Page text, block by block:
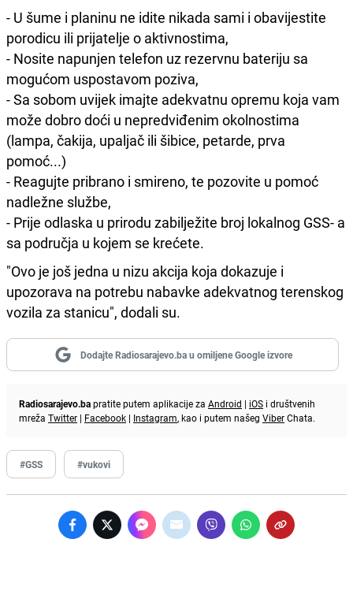
- U šume i planinu ne idite nikada sami i obavijestite
porodicu ili prijatelje o aktivnostima,
- Nosite napunjen telefon uz rezervnu bateriju sa
mogućom uspostavom poziva,
- Sa sobom uvijek imajte adekvatnu opremu koja vam
može dobro doći u nepredviđenim okolnostima
(lampa, čakija, upaljač ili šibice, petarde, prva
pomoć...)
- Reagujte pribrano i smireno, te pozovite u pomoć
nadležne službe,
- Prije odlaska u prirodu zabilježite broj lokalnog GSS- a
sa područja u kojem se krećete.
"Ovo je još jedna u nizu akcija koja dokazuje i
upozorava na potrebu nabavke adekvatnog terenskog
vozila za stanicu", dodali su.
Dodajte Radiosarajevo.ba u omiljene Google izvore
Radiosarajevo.bapratite putem aplikacije za Android | iOS i društvenih
mreža Twitter | Facebook | Instagram, kao i putem našeg ViberChata.
#GSS #vukovi